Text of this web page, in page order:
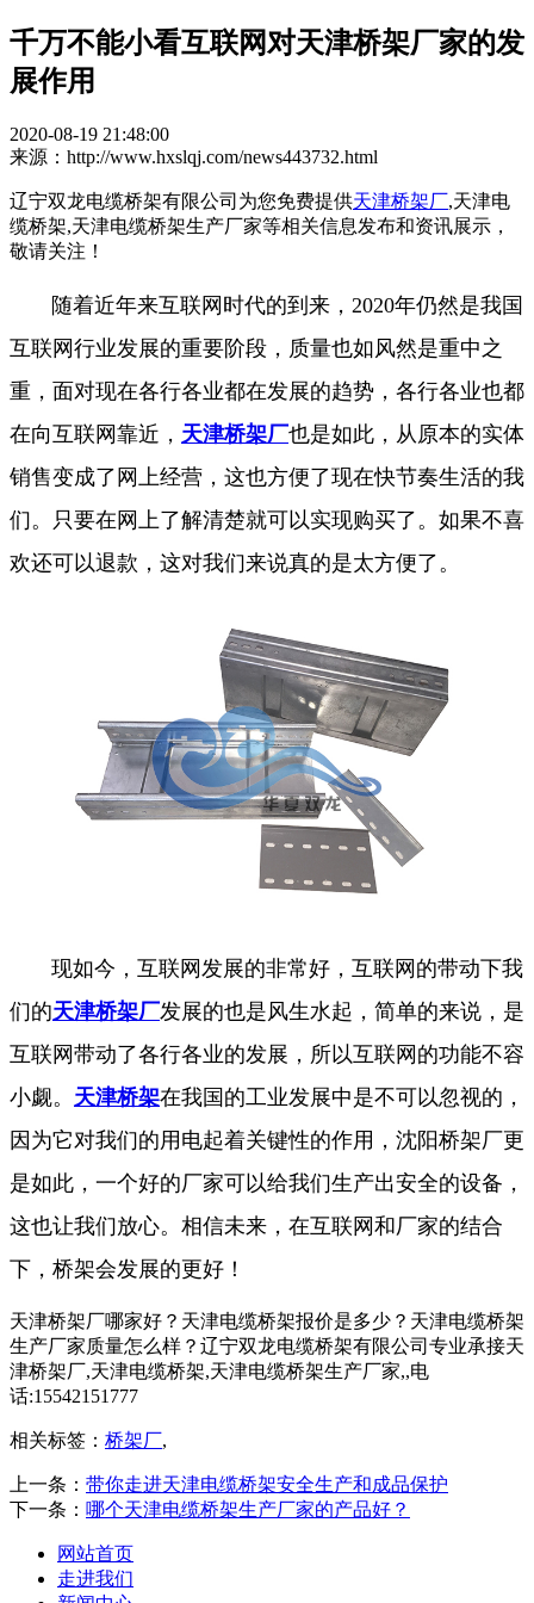
千万不能小看互联网对天津桥架厂家的发
展作用
2020-08-19 21:48:00
来源：http://www.hxslqj.com/news443732.html
辽宁双龙电缆桥架有限公司为您免费提供天津桥架厂,天津电
缆桥架,天津电缆桥架生产厂家等相关信息发布和资讯展示，
敬请关注！
随着近年来互联网时代的到来，2020年仍然是我国
互联网行业发展的重要阶段，质量也如风然是重中之
重，面对现在各行各业都在发展的趋势，各行各业也都
在向互联网靠近， 天津桥架厂也是如此，从原本的实体
销售变成了网上经营，这也方便了现在快节奏生活的我
们。只要在网上了解清楚就可以实现购买了。如果不喜
欢还可以退款，这对我们来说真的是太方便了。
现如今，互联网发展的非常好，互联网的带动下我
们的天津桥架厂发展的也是风生水起，简单的来说，是
互联网带动了各行各业的发展，所以互联网的功能不容
小觑。 天津桥架在我国的工业发展中是不可以忽视的，
因为它对我们的用电起着关键性的作用，沈阳桥架厂更
是如此，一个好的厂家可以给我们生产出安全的设备，
这也让我们放心。相信未来，在互联网和厂家的结合
下，桥架会发展的更好！
天津桥架厂哪家好？天津电缆桥架报价是多少？天津电缆桥架
生产厂家质量怎么样？辽宁双龙电缆桥架有限公司专业承接天
津桥架厂,天津电缆桥架,天津电缆桥架生产厂家,,电
话:15542151777
相关标签： 桥架厂,
上一条： 带你走进天津电缆桥架安全生产和成品保护
下一条： 哪个天津电缆桥架生产厂家的产品好？
网站首页
走进我们